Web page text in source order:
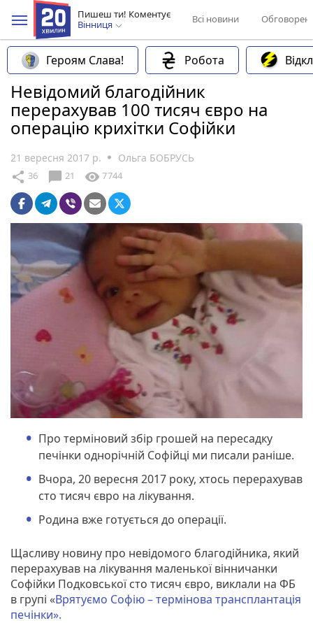
Пишеш ти! Коментує
Вінниця
Всі новини
Героям Слава! Робота
Невідомий благодійник
перерахував 100 тисяч євро на
операцію крихітки Софійки
21 вересня 2017 р. Ольга БОБРУСЬ
share 36 chat_bubble 21 visibility 7744
Про терміновий збір грошей на пересадку
печінки однорічній Софійці ми писали раніше.
Вчора, 20 вересня 2017 року, хтось перерахував
сто тисяч євро на лікування.
Родина вже готується до операції.
Щасливу новину про невідомого благодійника, який
перерахував на лікування маленької вінничанки
Софійки Подковської сто тисяч євро, виклали на ФБ
в групі «Врятуємо Софію – термінова трансплантація
печінки».